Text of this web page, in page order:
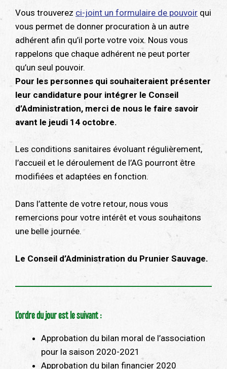
Vous trouverez ci-joint un formulaire de pouvoir qui
vous permet de donner procuration à un autre
adhérent afin qu’il porte votre voix. Nous vous
rappelons que chaque adhérent ne peut porter
qu’un seul pouvoir.
Pour les personnes qui souhaiteraient présenter
leur candidature pour intégrer le Conseil
d’Administration, merci de nous le faire savoir
avant le jeudi 14 octobre.
Les conditions sanitaires évoluant régulièrement,
l’accueil et le déroulement de l’AG pourront être
modifiées et adaptées en fonction.
Dans l’attente de votre retour, nous vous
remercions pour votre intérêt et vous souhaitons
une belle journée.
Le Conseil d’Administration du Prunier Sauvage.
L’ordre du jour est le suivant :
Approbation du bilan moral de l’association
pour la saison 2020-2021
Approbation du bilan financier 2020